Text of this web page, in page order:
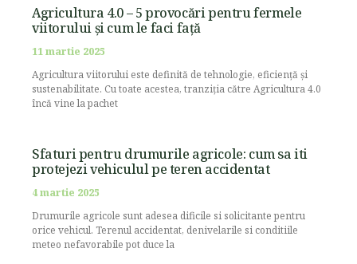
Agricultura 4.0 – 5 provocări pentru fermele
viitorului și cum le faci față
11 martie 2025
Agricultura viitorului este definită de tehnologie, eficiență și
sustenabilitate. Cu toate acestea, tranziția către Agricultura 4.0
încă vine la pachet
Sfaturi pentru drumurile agricole: cum sa iti
protejezi vehiculul pe teren accidentat
4 martie 2025
Drumurile agricole sunt adesea dificile si solicitante pentru
orice vehicul. Terenul accidentat, denivelarile si conditiile
meteo nefavorabile pot duce la